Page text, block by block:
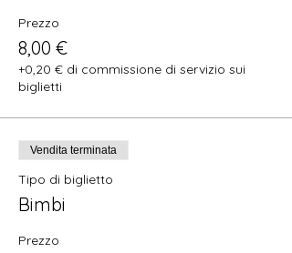
Prezzo
8,00 €
+0,20 € di commissione di servizio sui
biglietti
Vendita terminata
Tipo di biglietto
Bimbi
Prezzo